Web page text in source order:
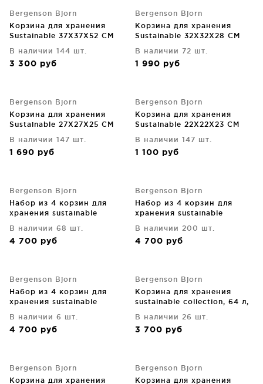
Bergenson Bjorn
Корзина для хранения
Sustainable 37X37X52 CM
В наличии 144 шт.
3 300 руб
Bergenson Bjorn
Корзина для хранения
Sustainable 32X32X28 CM
В наличии 72 шт.
1 990 руб
Bergenson Bjorn
Корзина для хранения
Sustainable 27X27X25 CM
В наличии 147 шт.
1 690 руб
Bergenson Bjorn
Корзина для хранения
Sustainable 22X22X23 CM
В наличии 147 шт.
1 100 руб
Bergenson Bjorn
Набор из 4 корзин для
хранения sustainable
В наличии 68 шт.
4 700 руб
Bergenson Bjorn
Набор из 4 корзин для
хранения sustainable
В наличии 200 шт.
4 700 руб
Bergenson Bjorn
Набор из 4 корзин для
хранения sustainable
В наличии 6 шт.
4 700 руб
Bergenson Bjorn
Корзина для хранения
sustainable collection, 64 л,
В наличии 26 шт.
3 700 руб
Bergenson Bjorn
Корзина для хранения
Bergenson Bjorn
Корзина для хранения